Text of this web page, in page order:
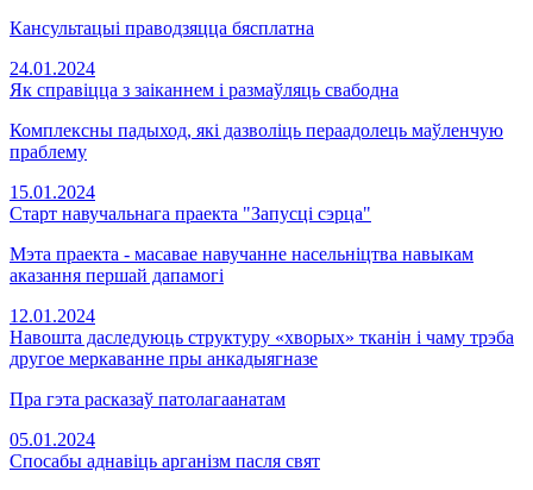
Кансультацыі праводзяцца бясплатна
24.01.2024
Як справіцца з заіканнем і размаўляць свабодна
Комплексны падыход, які дазволіць пераадолець маўленчую
праблему
15.01.2024
Старт навучальнага праекта "Запусці сэрца"
Мэта праекта - масавае навучанне насельніцтва навыкам
аказання першай дапамогі
12.01.2024
Навошта даследуюць структуру «хворых» тканін і чаму трэба
другое меркаванне пры анкадыягназе
Пра гэта расказаў патолагаанатам
05.01.2024
Спосабы аднавіць арганізм пасля свят